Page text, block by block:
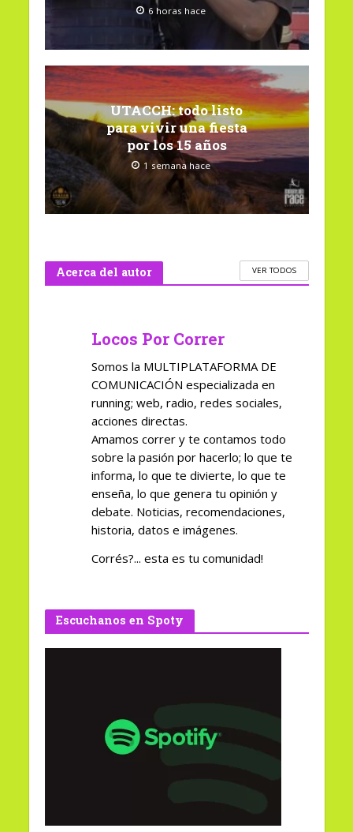
6 horas hace
UTACCH: todo listo
para vivir una fiesta
por los 15 años
1 semana hace
Acerca del autor VER TODOS
Locos Por Correr
Somos la MULTIPLATAFORMA DE
COMUNICACIÓN especializada en
running; web, radio, redes sociales,
acciones directas.
Amamos correr y te contamos todo
sobre la pasión por hacerlo; lo que te
informa, lo que te divierte, lo que te
enseña, lo que genera tu opinión y
debate. Noticias, recomendaciones,
historia, datos e imágenes.
Corrés?... esta es tu comunidad!
Escuchanos en Spoty